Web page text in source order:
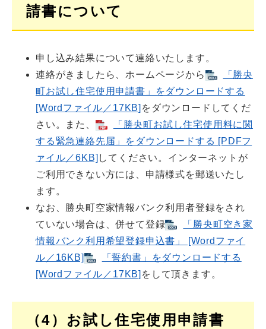
請書について
申し込み結果について連絡いたします。
連絡がきましたら、ホームページから
「勝央
町お試し住宅使用申請書」をダウンロードする
[Wordファイル／17KB] をダウンロードしてくだ
さい。また、
「勝央町お試し住宅使用料に関
する緊急連絡先届」をダウンロードする [PDFフ
ァイル／6KB] してください。インターネットが
ご利用できない方には、申請様式を郵送いたし
ます。
なお、勝央町空家情報バンク利用者登録をされ
ていない場合は、併せて登録
「勝央町空き家
情報バンク利用希望登録申込書」 [Wordファイ
ル／16KB]
「誓約書」をダウンロードする
[Wordファイル／17KB] をして頂きます。
（4）お試し住宅使用申請書